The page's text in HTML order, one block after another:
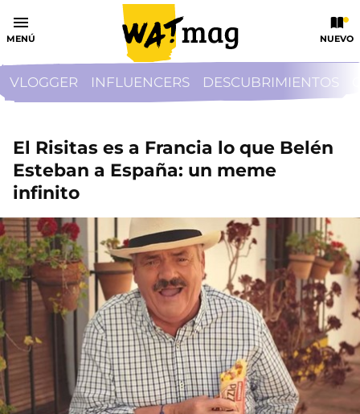
MENÚ NUEVO
VLOGGER INFLUENCERS DESCUBRIMIENTOS
El Risitas es a Francia lo que Belén
Esteban a España: un meme
infinito